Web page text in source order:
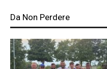
Da Non Perdere